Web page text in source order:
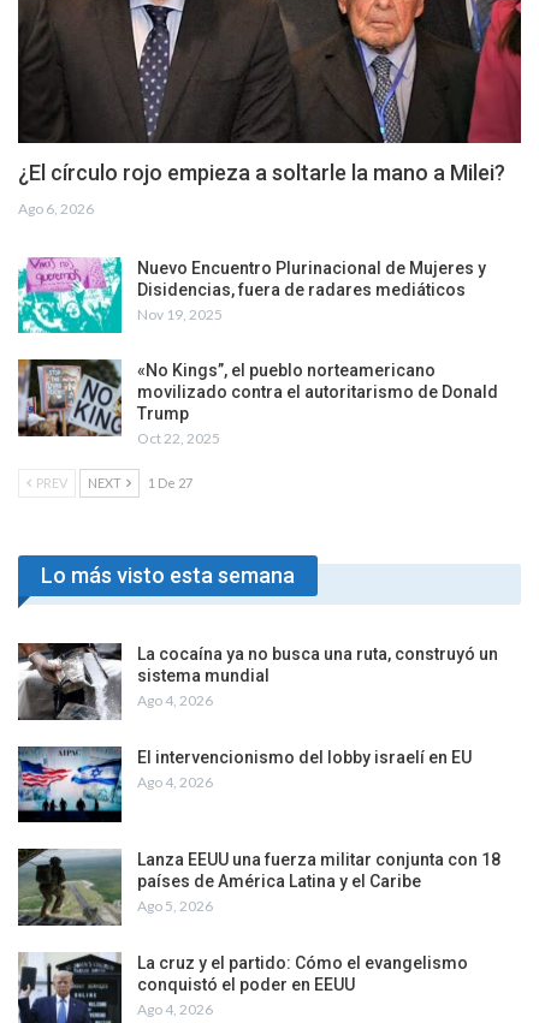
¿El círculo rojo empieza a soltarle la mano a Milei?
Ago 6, 2026
Nuevo Encuentro Plurinacional de Mujeres y
Disidencias, fuera de radares mediáticos
Nov 19, 2025
«No Kings”, el pueblo norteamericano
movilizado contra el autoritarismo de Donald
Trump
Oct 22, 2025
PREV NEXT 1 De 27
Lo más visto esta semana
La cocaína ya no busca una ruta, construyó un
sistema mundial
Ago 4, 2026
El intervencionismo del lobby israelí en EU
Ago 4, 2026
Lanza EEUU una fuerza militar conjunta con 18
países de América Latina y el Caribe
Ago 5, 2026
La cruz y el partido: Cómo el evangelismo
conquistó el poder en EEUU
Ago 4, 2026